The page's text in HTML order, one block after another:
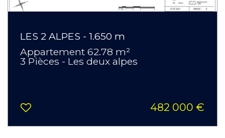
LES 2 ALPES - 1.650 m
Appartement 62.78 m²
3 Pièces - Les deux alpes
482 000 €